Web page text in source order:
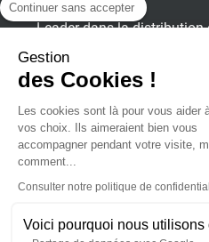
Leader dans la distribution
plastiques, aluminium et
pour
SUNCLEAR France
Achat en ligne
Continuer sans accepter
Gestion
des Cookies !
Les cookies sont là pour vous aider
vos choix. Ils aimeraient bien vous
accompagner pendant votre visite,
comment...
Consulter notre politique de
Voici pourquoi nous utilisons